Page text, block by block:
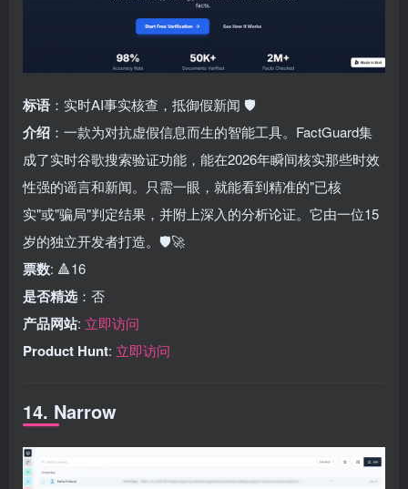
标语 ：实时AI事实核查，抵御假新闻 🛡️
介绍 ：一款为对抗虚假信息而生的智能工具。FactGuard集
成了实时谷歌搜索验证功能，能在2026年瞬间核实那些时效
性强的谣言和新闻。只需一眼，就能看到精准的"已核
实"或"骗局"判定结果，并附上深入的分析论证。它由一位15
岁的独立开发者打造。🛡️🚀
票数: 🔺16
是否精选 ：否
产品网站: 立即访问
Product Hunt: 立即访问
14. Narrow